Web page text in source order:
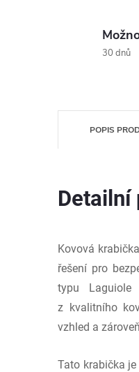
30 dnů
POPIS
Detailní
Kovová
řešení pro
typu Laguiole
z kvalitního
vzhled a
Tato krabička